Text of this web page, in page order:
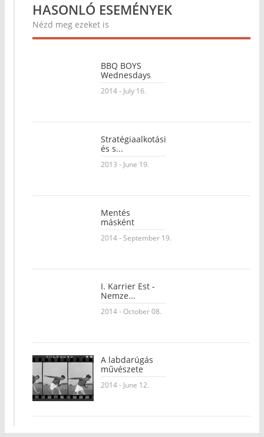
HASONLÓ ESEMÉNYEK
Nézd meg ezeket is
BBQ BOYS
Wednesdays
2014 - July 16.
Stratégiaalkotási
és s...
2013 - June 19.
Mentés
másként
2014 - September 19.
I. Karrier Est -
Nemze...
2014 - October 08.
A labdarúgás
művészete
2014 - June 12.